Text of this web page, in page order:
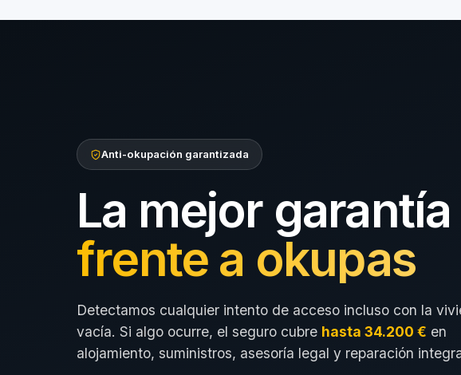
Anti-okupación garantizada
La mejor garantía
frente a okupas
Detectamos cualquier intento de acceso incluso con la
vacía. Si algo ocurre, el seguro cubre hasta 34.200 € en
alojamiento, suministros, asesoría legal y reparación